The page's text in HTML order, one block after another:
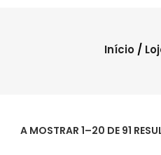
Início/
A MOSTRAR 1–20 DE 91